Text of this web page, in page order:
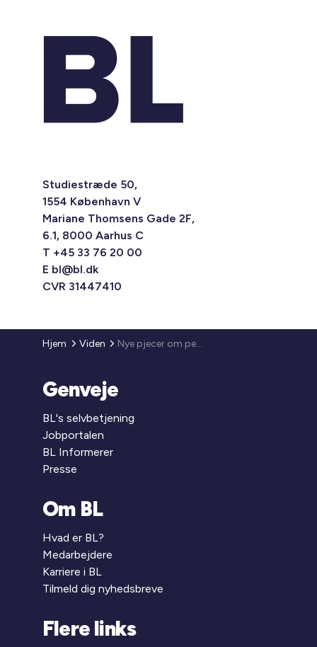
Studiestræde 50,
1554 København V
Mariane Thomsens Gade 2F,
6.1, 8000 Aarhus C
T +45 33 76 20 00
E bl@bl.dk
CVR 31447410
Hjem Viden Nye pjecer om personalepolitik og medarbejderudviklingssamtaler
Genveje
BL's selvbetjening
Jobportalen
BL Informerer
Presse
Om BL
Hvad er BL?
Medarbejdere
Karriere i BL
Tilmeld dig nyhedsbreve
Flere links